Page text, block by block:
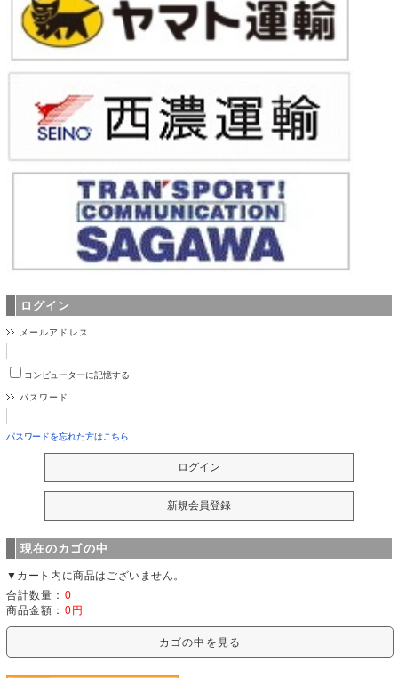
ログイン
メールアドレス
コンピューターに記憶する
パスワード
パスワードを忘れた方はこちら
現在のカゴの中
▼カート内に商品はございません。
合計数量： 0
商品金額： 0円
カゴの中を見る